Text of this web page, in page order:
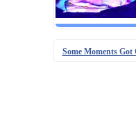
Some Moments